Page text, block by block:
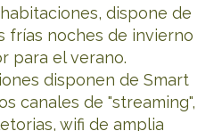
dispone de
frías noches de invierno
para el verano.
disponen de Smart
canales de "streaming",
wifi de amplia